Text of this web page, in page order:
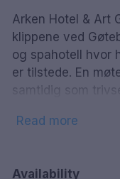
Arken Hotel & Art
klippene ved
og spahotell hvor
er tilstede. En
samtidig som
førsteklasses
Read more
Availability